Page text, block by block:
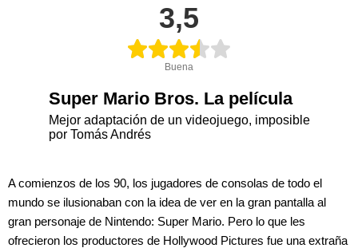
3,5
Buena
Super Mario Bros. La película
Mejor adaptación de un videojuego, imposible
por Tomás Andrés
A comienzos de los 90, los jugadores de consolas de todo el
mundo se ilusionaban con la idea de ver en la gran pantalla al
gran personaje de Nintendo: Super Mario. Pero lo que les
ofrecieron los productores de Hollywood Pictures fue una extraña